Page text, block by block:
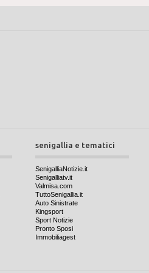
senigallia e tematici
SenigalliaNotizie.it
Senigalliatv.it
Valmisa.com
TuttoSenigallia.it
Auto Sinistrate
Kingsport
Sport Notizie
Pronto Sposi
Immobiliagest